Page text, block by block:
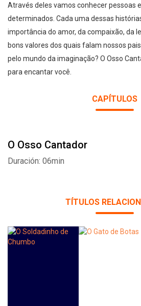
Através deles vamos conhecer pessoas
determinados. Cada uma dessas
importância do amor, da compaixão, da
bons valores dos quais falam nossos
pelo mundo da imaginação? O Osso
para encantar você.
CAPÍTULOS
O Osso Cantador
Duración: 06min
TÍTULOS